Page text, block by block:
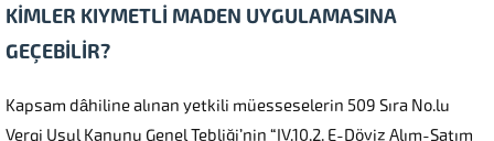
KİMLER KIYMETLİ MADEN UYGULAMASINA
GEÇEBİLİR?
Kapsam dâhiline alınan yetkili müesseselerin 509 Sıra No.lu
Vergi Usul Kanunu Genel Tebliği’nin “IV.10.2. E-Döviz Alım-Satım